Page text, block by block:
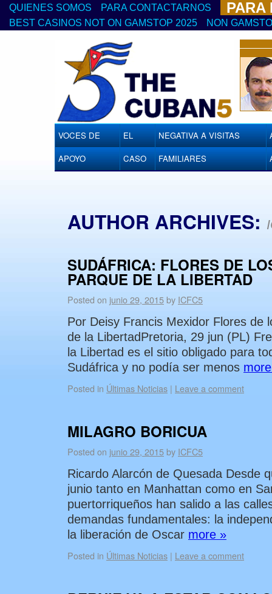
QUIENES SOMOS PARA CONTACTARNOS PARA
BEST CASINOS NOT ON GAMSTOP 2025 NON
VOCES DE
APOYO
EL
CASO
NEGATIVA A VISITAS
FAMILIARES
AUTHOR ARCHIVES:
SUDÁFRICA: FLORES DE
PARQUE DE LA LIBERTAD
Posted on junio 29, 2015by ICFC5
Por Deisy Francis Mexidor Flores de
de la LibertadPretoria, 29 jun (PL)
la Libertad es el sitio obligado para
Sudáfrica y no podía ser menos
Posted in Últimas Noticias | Leave a comment
MILAGRO BORICUA
Posted on junio 29, 2015by ICFC5
Ricardo Alarcón de Quesada Desde
junio tanto en Manhattan como en
puertorriqueños han salido a las
demandas fundamentales: la
la liberación de Oscar more »
Posted in Últimas Noticias | Leave a comment